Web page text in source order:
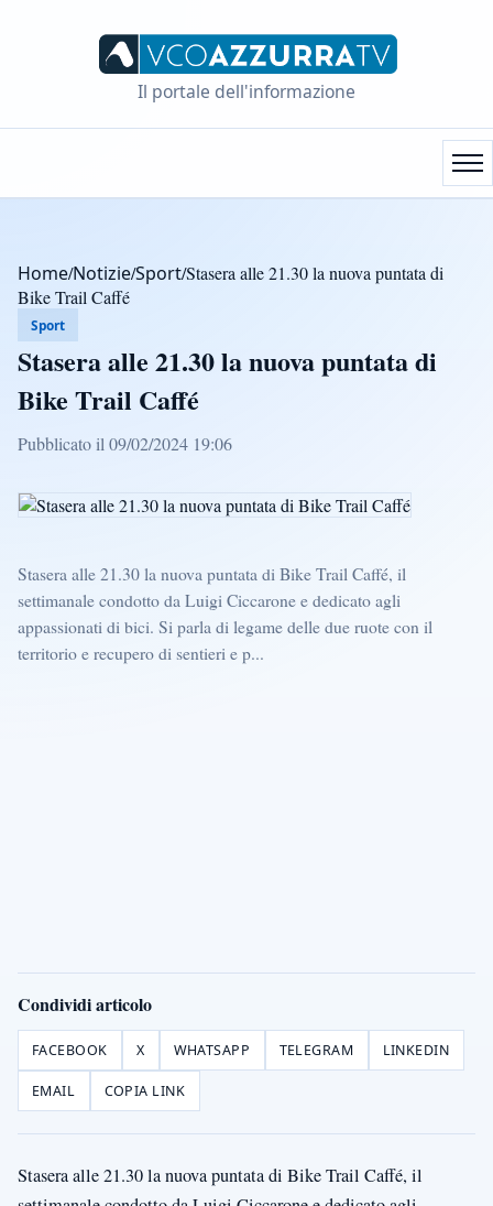
Il portale dell'informazione
Home/Notizie/Sport/Stasera alle 21.30 la nuova puntata di
Bike Trail Caffé
Sport
Stasera alle 21.30 la nuova puntata di
Bike Trail Caffé
Pubblicato il 09/02/2024 19:06
Stasera alle 21.30 la nuova puntata di Bike Trail Caffé, il
settimanale condotto da Luigi Ciccarone e dedicato agli
appassionati di bici. Si parla di legame delle due ruote con il
territorio e recupero di sentieri e p...
Condividi articolo
FACEBOOK X WHATSAPP TELEGRAM LINKEDIN
EMAIL COPIA LINK
Stasera alle 21.30 la nuova puntata di Bike Trail Caffé, il